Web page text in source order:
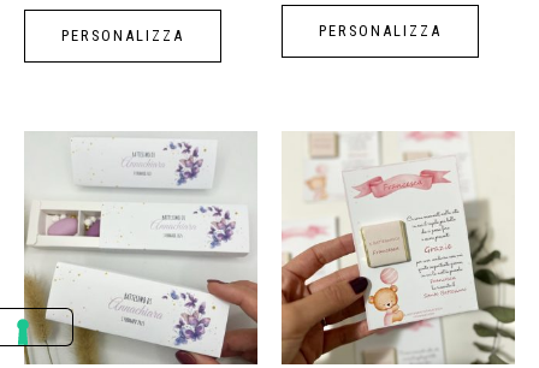
PERSONALIZZA PERSONALIZZA